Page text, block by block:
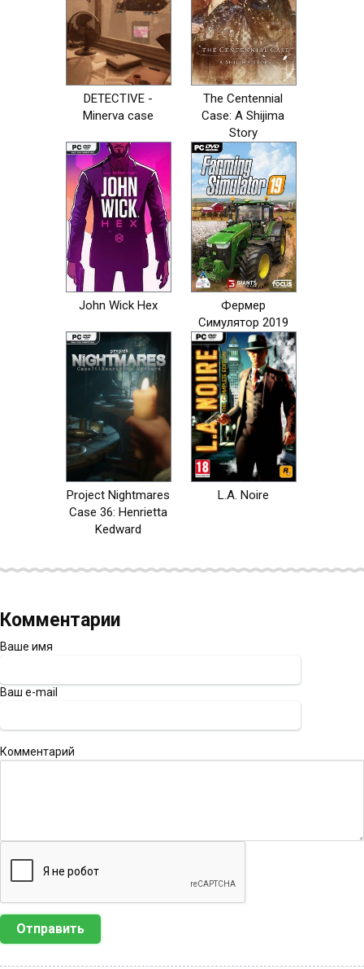
DETECTIVE -
Minerva case
The Centennial
Case: A Shijima
Story
John Wick Hex
Фермер
Симулятор 2019
Project Nightmares
Case 36: Henrietta
Kedward
L.A. Noire
Комментарии
Ваше имя
Ваш e-mail
Комментарий
Отправить